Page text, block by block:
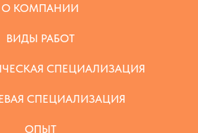
О КОМПАНИИ
ВИДЫ РАБОТ
СПЕЦИАЛИЗАЦИЯ
СПЕЦИАЛИЗАЦИЯ
ОПЫТ